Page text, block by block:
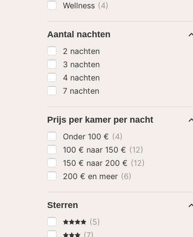
Wellness (4)
Aantal nachten
2 nachten
3 nachten
4 nachten
7 nachten
Prijs per kamer per nacht
Onder 100 € (4)
100 € naar 150 € (12)
150 € naar 200 € (12)
200 € en meer (6)
Sterren
4 Sterren
(5)
3 Sterren
(7)